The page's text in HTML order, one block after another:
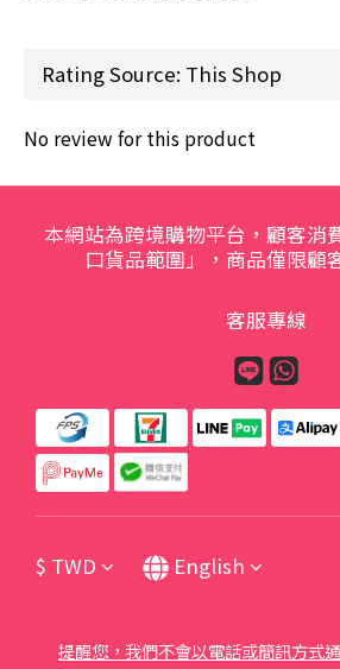
No review for this product
本網站為跨境購物平台，顧客消
口貨品範圍」，商品僅限顧
客服專線
$ TWD English
提醒您，我們不會以電話或簡訊方式